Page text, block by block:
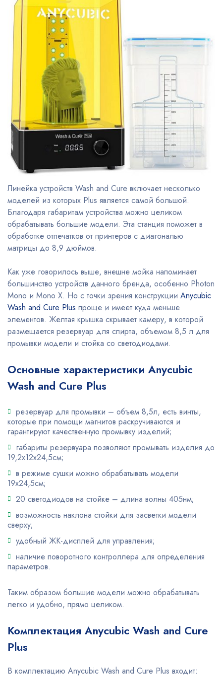
Линейка устройств Wash and Cure включает несколько
моделей из которых Plus является самой большой.
Благодаря габаритам устройства можно целиком
обрабатывать большие модели. Эта станция поможет в
обработке отпечатков от принтеров с диагональю
матрицы до 8,9 дюймов.
Как уже говорилось выше, внешне мойка напоминает
большинство устройств данного бренда, особенно Photon
Mono и Mono X. Но с точки зрения конструкции Anycubic
Wash and Cure Plus проще и имеет куда меньше
элементов. Желтая крышка скрывает камеру, в которой
размещается резервуар для спирта, объемом 8,5 л для
промывки модели и стойка со светодиодами.
Основные характеристики Anycubic
Wash and Cure Plus
резервуар для промывки – объем 8,5л, есть винты,
которые при помощи магнитов раскручиваются и
гарантируют качественную промывку изделий;
габариты резервуара позволяют промывать изделия до
19,2х12х24,5см;
в режиме сушки можно обрабатывать модели
19х24,5см;
20 светодиодов на стойке – длина волны 405нм;
возможность наклона стойки для засветки модели
сверху;
удобный ЖК-дисплей для управления;
наличие поворотного контроллера для определения
параметров.
Таким образом большие модели можно обрабатывать
легко и удобно, прямо целиком.
Комплектация Anycubic Wash and Cure
Plus
В комплектацию Anycubic Wash and Cure Plus входит: